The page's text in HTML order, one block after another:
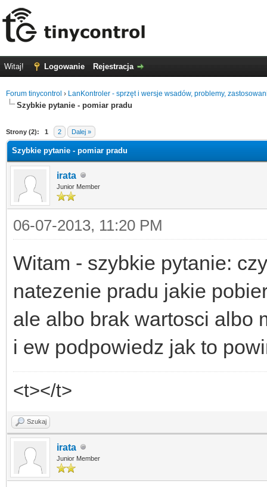
Witaj! Logowanie Rejestracja
Forum tinycontrol › LanKontroler - sprzęt i wersje wsadów, problemy,
Szybkie pytanie - pomiar pradu
Strony (2): 1 2 Dalej »
Szybkie pytanie - pomiar pradu
irata
Junior Member
06-07-2013, 11:20 PM
Witam - szybkie pytanie:
natezenie pradu jakie
ale albo brak wartosci albo
i ew podpowiedz jak to
<t></t>
Szukaj
irata
Junior Member